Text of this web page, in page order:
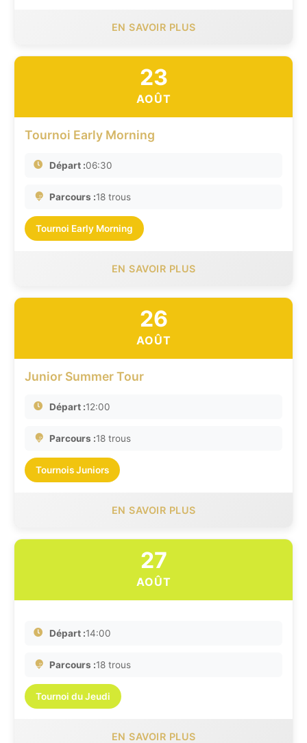
EN SAVOIR PLUS
23
AOÛT
Tournoi Early Morning
Départ :06:30
Parcours :18 trous
Tournoi Early Morning
EN SAVOIR PLUS
26
AOÛT
Junior Summer Tour
Départ :12:00
Parcours :18 trous
Tournois Juniors
EN SAVOIR PLUS
27
AOÛT
Départ :14:00
Parcours :18 trous
Tournoi du Jeudi
EN SAVOIR PLUS